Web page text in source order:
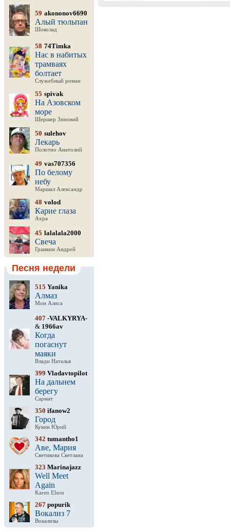
59 akononov6690
Алый тюльпан
Шоколад
58 74Timka
Нас в набитых
трамваях
болтает
Служебный роман
55 spivak
На Азовском
море
Шершер Зиновий
50 sulehov
Лекарь
Полотно Анатолий
49 vas707356
По белому
небу
Маршал Александр
48 volod
Карие глаза
Ахра
45 lalalala2000
Свеча
Гранкин Андрей
Песня недели
515 Yanika
Алмаз
Мон Алиса
407 -VALKYRYA-
& 1966av
Когда
погаснут
маяки
Влади Наталья
399 Vladavtopilot
На дальнем
берегу
Сармат
350 ifanow2
Город
Кукин Юрий
342 tumantho1
Аве, Мария
Светикова Светлана
323 Marinajazz
Well Meet
Again
Karen Elson
267 popurik
Вокализ 7
Вокализы